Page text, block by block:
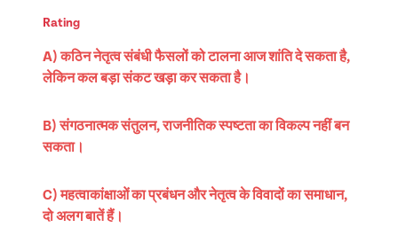
Rating
A) कठिन नेतृत्व संबंधी फैसलों को टालना आज शांति दे सकता है,
लेकिन कल बड़ा संकट खड़ा कर सकता है।
B) संगठनात्मक संतुलन, राजनीतिक स्पष्टता का विकल्प नहीं बन
सकता।
C) महत्वाकांक्षाओं का प्रबंधन और नेतृत्व के विवादों का समाधान,
दो अलग बातें हैं।